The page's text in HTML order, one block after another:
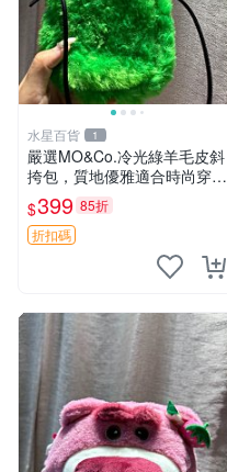
水星百貨 1
嚴選MO&Co.冷光綠羊毛皮斜
挎包，質地優雅適合時尚穿搭
冷光綠 皮包 斜挎包
$399 85折
折扣碼